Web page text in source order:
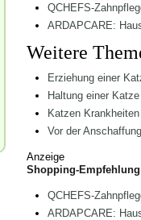
QCHEFS-
ARDAPCARE:
Weitere
Erziehung einer
Haltung einer Katze
Katzen Krankheiten
Vor der
Anzeige
Shopping-Empfehlung
QCHEFS-
ARDAPCARE: